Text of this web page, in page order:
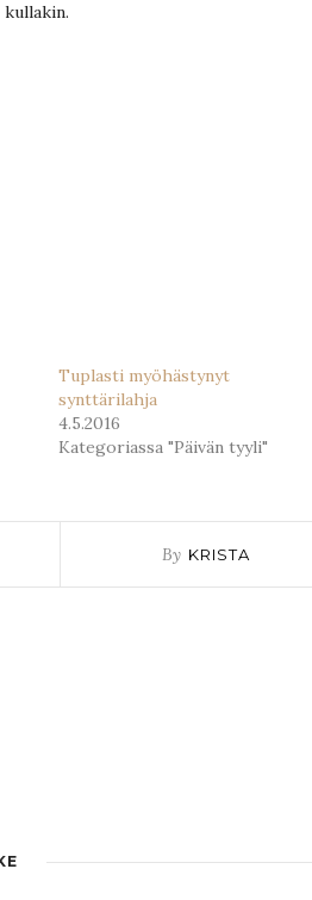
Tuplasti myöhästynyt
synttärilahja
4.5.2016
Kategoriassa "Päivän tyyli"
By KRISTA